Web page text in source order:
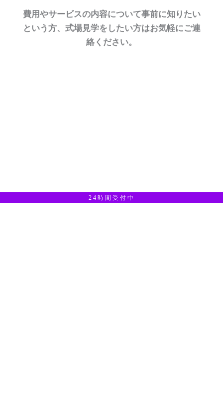
費用やサービスの内容について事前に知りたい
という方、式場見学をしたい方はお気軽にご連
絡ください。
24時間受付中